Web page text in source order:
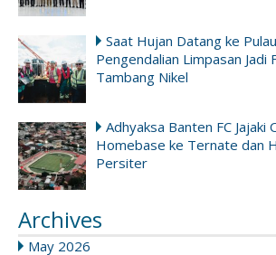
Saat Hujan Datang ke
Pengendalian Limpasan Jadi
Tambang Nikel
Adhyaksa Banten FC Jajaki
Homebase ke Ternate dan
Persiter
Archives
May 2026